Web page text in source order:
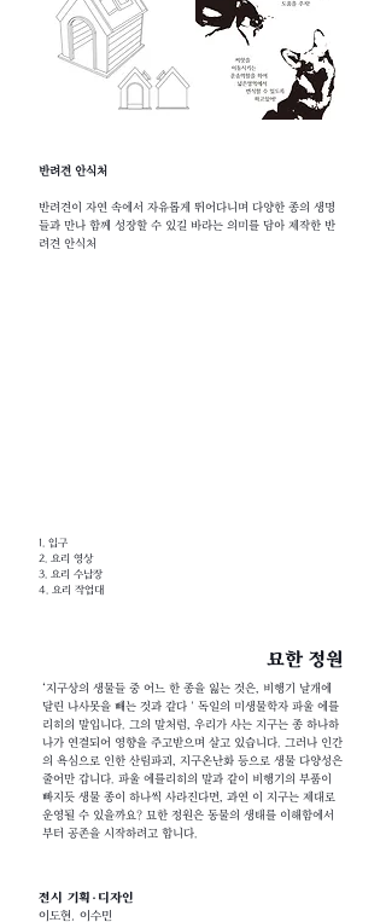
반려견 안식처
반려견이 자연 속에서 자유롭게 뛰어다니며 다양한 종의 생명
들과 만나 함께 성장할 수 있길 바라는 의미를 담아 제작한 반
려견 안식처
1. 입구
2. 요리 영상
3. 요리 수납장
4. 요리 작업대
묘한 정원
‘지구상의 생물들 중 어느 한 종을 잃는 것은, 비행기 날개에
달린 나사못을 빼는 것과 같다＇독일의 미생물학자 파울 에를
리히의 말입니다. 그의 말처럼, 우리가 사는 지구는 종 하나하
나가 연결되어 영향을 주고받으며 살고 있습니다. 그러나 인간
의 욕심으로 인한 산림파괴, 지구온난화 등으로 생물 다양성은
줄어만 갑니다. 파울 에를리히의 말과 같이 비행기의 부품이
빠지듯 생물 종이 하나씩 사라진다면, 과연 이 지구는 제대로
운영될 수 있을까요? 묘한 정원은 동물의 생태를 이해함에서
부터 공존을 시작하려고 합니다.
전시 기획·디자인
이도현, 이수민